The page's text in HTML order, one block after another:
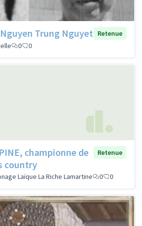
Trung Nguyet
Retenue
0 0
championne de
country
Retenue
Laïque La Riche Lamartine 0 0